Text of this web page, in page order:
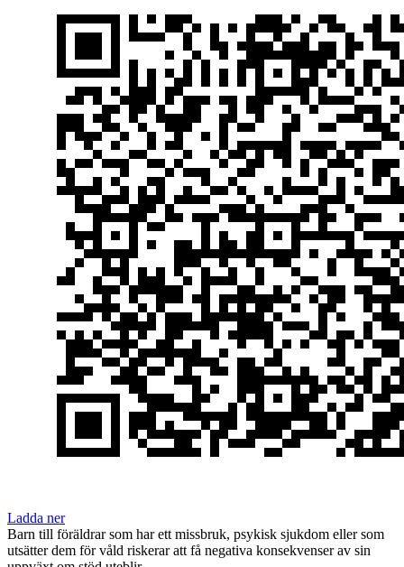
Ladda ner
Barn till föräldrar som har ett missbruk, psykisk sjukdom eller som
utsätter dem för våld riskerar att få negativa konsekvenser av sin